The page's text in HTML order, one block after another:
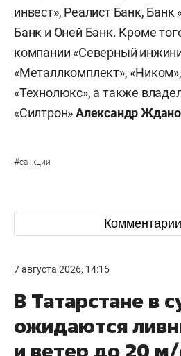
инвест», Реалист Банк, Банк
Банк и Оней Банк. Кроме
компании «Северный
«Металлкомплект»,
«Технолюкс», а также
«Силтрон»Александр
#санкции
Комментарии
7 августа 2026, 14:15
В Татарстане в
ожидаются
и ветер до 20